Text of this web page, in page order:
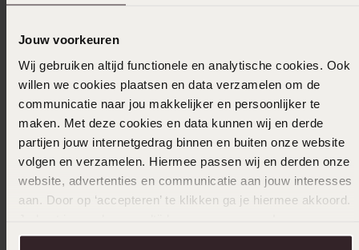
Jouw voorkeuren
Wij gebruiken altijd functionele en analytische cookies. Ook
willen we cookies plaatsen en data verzamelen om de
communicatie naar jou makkelijker en persoonlijker te
maken. Met deze cookies en data kunnen wij en derde
partijen jouw internetgedrag binnen en buiten onze website
volgen en verzamelen. Hiermee passen wij en derden onze
website, advertenties en communicatie aan jouw interesses
aan. Door op ‘accepteren’ te klikken ga je hiermee akkoord.
over in onscookiebeleid.
Stainless steel goldplated bedel met parel
1299
Duurzamer
999
Anderen kochten ook